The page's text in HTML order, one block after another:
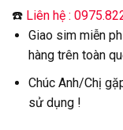
☎️ Liên hệ :
Giao sim miễn
hàng trên toàn
Chúc Anh/Chị
sử dụng !